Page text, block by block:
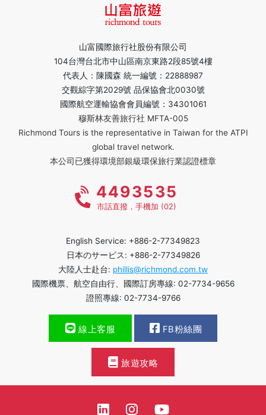
山富國際旅行社股份有限公司
104台灣台北市中山區南京東路2段85號4樓
代表人：陳國森 統一編號：22888987
交觀綜字第2029號 品保協會北0030號
國際航空運輸協會會員編號：34301061
穆斯林友善旅行社 MFTA-005
Richmond Tours is the representative in Taiwan for the ATPI
global travel network.
本公司已獲得環境部銀級環保旅行業認證標章
4493535
市話直撥，手機加 (02)
English Service: +886-2-77349823
日本のサービス: +886-2-77349826
大陸人士赴台: phillis@richmond.com.tw
國際機票、航空自由行、國際訂房專線: 02-7734-9656
證照專線: 02-7734-9766
線上客服 FB粉絲團
旅遊攻略